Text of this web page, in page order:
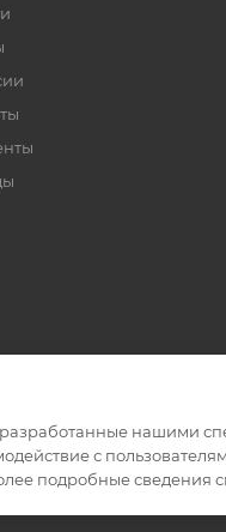
нашими
с
подробные сведения